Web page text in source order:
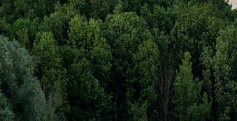
부산부민병원 해운대부민병원